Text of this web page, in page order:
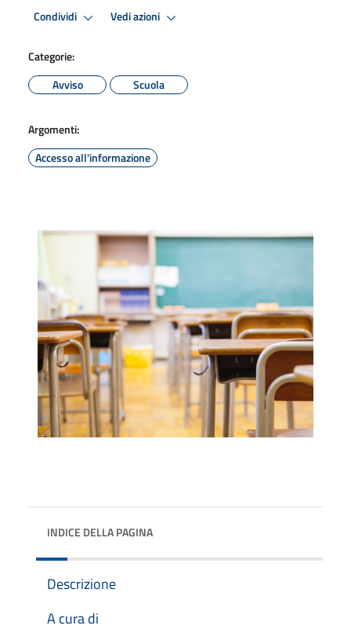
Condividi Vedi azioni
Categorie:
Avviso
Scuola
Argomenti:
Accesso all'informazione
INDICE DELLA PAGINA
Descrizione
A cura di